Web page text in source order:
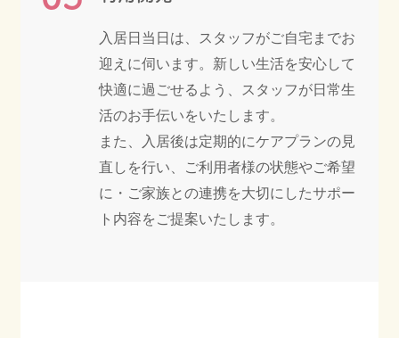
入居日当日は、スタッフがご自宅までお
迎えに伺います。新しい生活を安心して
快適に過ごせるよう、スタッフが日常生
活のお手伝いをいたします。
また、入居後は定期的にケアプランの見
直しを行い、ご利用者様の状態やご希望
に・ご家族との連携を大切にしたサポー
ト内容をご提案いたします。